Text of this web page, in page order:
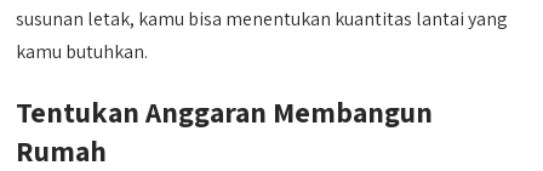
susunan letak, kamu bisa menentukan kuantitas lantai yang
kamu butuhkan.
Tentukan Anggaran Membangun
Rumah